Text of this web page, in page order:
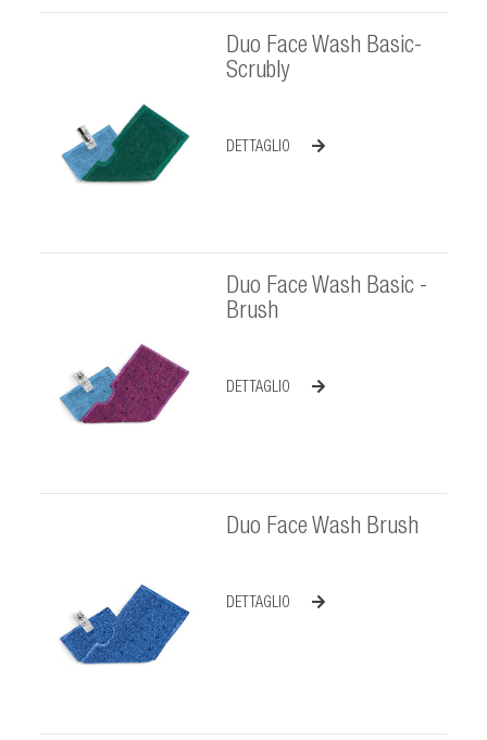
Duo Face Wash Basic-
Scrubly
DETTAGLIO
Duo Face Wash Basic -
Brush
DETTAGLIO
Duo Face Wash Brush
DETTAGLIO